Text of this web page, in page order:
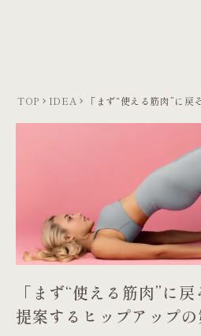
TOP keyboard_arrow_right IDEA keyboard_arrow_right 「まず“使える筋肉”に
「まず“使える筋肉”に
提案するヒップアップの